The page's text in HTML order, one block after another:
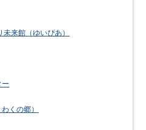
来館（ゆいぴあ）
ー
くの郷）